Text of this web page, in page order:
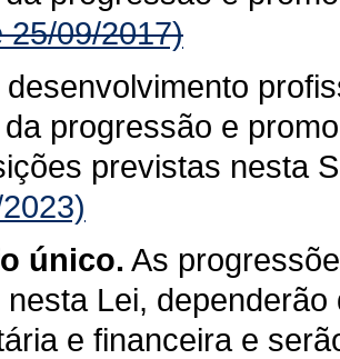
25/09/2017)
desenvolvimento
progressão e
previstas nesta
único. As
Lei,
e financeira e